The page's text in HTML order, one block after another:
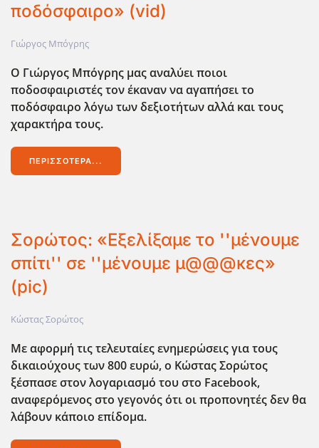
ποδόσφαιρο» (vid)
Γιώργος Μπόγρης
Ο Γιώργος Μπόγρης μας αναλύει ποιοι
ποδοσφαιριστές τον έκαναν να αγαπήσει το
ποδόσφαιρο λόγω των δεξιοτήτων αλλά και τους
χαρακτήρα τους.
ΠΕΡΙΣΣΌΤΕΡΑ...
Σορώτος: «Εξελίξαμε το ''μένουμε
σπίτι'' σε ''μένουμε μ@@@κες»
(pic)
Κώστας Σορώτος
Με αφορμή τις τελευταίες ενημερώσεις για τους
δικαιούχους των 800 ευρώ, ο Κώστας Σορώτος
ξέσπασε στον λογαριασμό του στο Facebook,
αναφερόμενος στο γεγονός ότι οι προπονητές δεν θα
λάβουν κάποιο επίδομα.